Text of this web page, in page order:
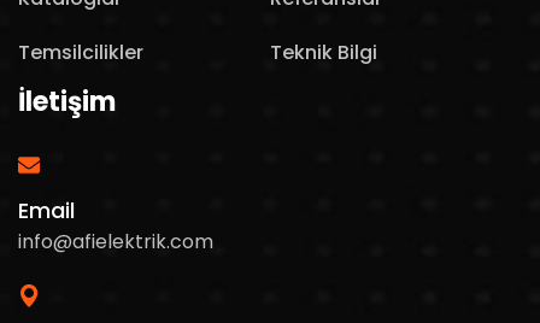
Temsilcilikler
Teknik Bilgi
İletişim
Email
info@afielektrik.com